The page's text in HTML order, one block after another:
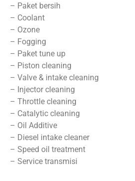
– Paket bersih
– Coolant
– Ozone
– Fogging
– Paket tune up
– Piston cleaning
– Valve & intake cleaning
– Injector cleaning
– Throttle cleaning
– Catalytic cleaning
– Oil Additive
– Diesel intake cleaner
– Speed oil treatment
– Service transmisi